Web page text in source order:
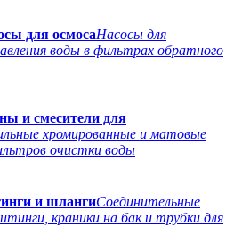
для осмосаНасосы для
воды в фильтрах обратного
и смесители для
хромированные и матовые
очистки воды
и шлангиСоединительные
краники на бак и трубки для